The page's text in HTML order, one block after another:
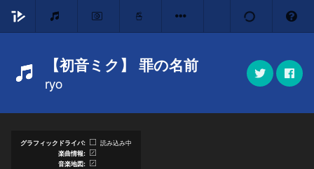
【初音ミク】 罪の名前
ryo
グラフィックドライバ
読み込み中
楽曲情報
音楽地図